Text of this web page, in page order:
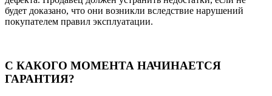
будет доказано, что они возникли вследствие нарушений
покупателем правил эксплуатации.
С КАКОГО МОМЕНТА НАЧИНАЕТСЯ
ГАРАНТИЯ?